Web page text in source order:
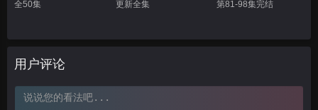
全50集 更新全集 第81-98集完结
用户评论